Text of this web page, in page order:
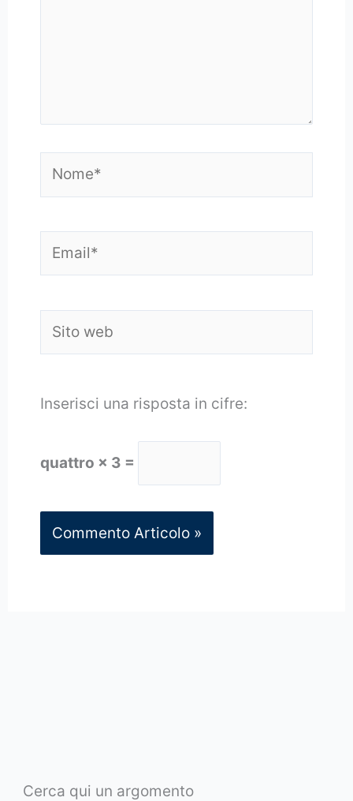
web
Inserisci una risposta in cifre:
quattro × 3 =
Cerca qui un argomento